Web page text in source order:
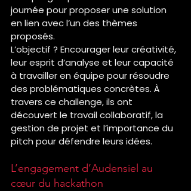
journée pour proposer une solution
en lien avec l’un des thèmes
proposés.
L’objectif ? Encourager leur créativité,
leur esprit d’analyse et leur capacité
à travailler en équipe pour résoudre
des problématiques concrètes. À
travers ce challenge, ils ont
découvert le travail collaboratif, la
gestion de projet et l’importance du
pitch pour défendre leurs idées.
L’engagement d’Audensiel au
cœur du hackathon